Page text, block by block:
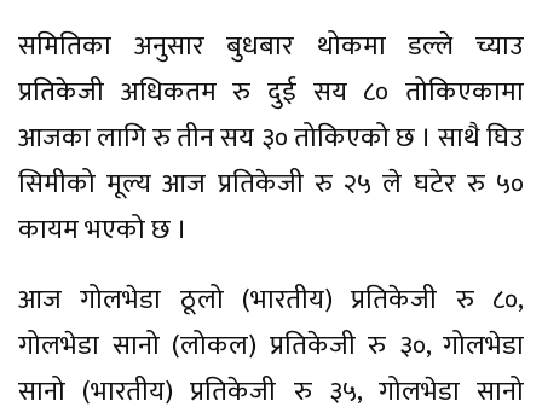
समितिका अनुसार बुधबार थोकमा डल्ले च्याउ
प्रतिकेजी अधिकतम रु दुई सय ८० तोकिएकामा
आजका लागि रु तीन सय ३० तोकिएको छ । साथै घिउ
सिमीको मूल्य आज प्रतिकेजी रु २५ ले घटेर रु ५०
कायम भएको छ ।
आज गोलभेडा ठूलो (भारतीय) प्रतिकेजी रु ८०,
गोलभेडा सानो (लोकल) प्रतिकेजी रु ३०, गोलभेडा
सानो (भारतीय) प्रतिकेजी रु ३५, गोलभेडा सानो